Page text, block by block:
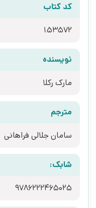
کد کتاب
153572
نویسنده
مارک رکلا
مترجم
سامان جلالی فراهانی
شابک:
9786222465025